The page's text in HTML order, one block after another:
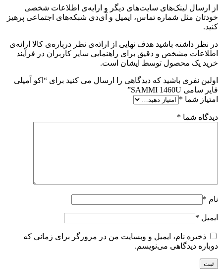
از ارسال لینک‌های سایت‌های دیگر و ارایه‌ی اطلاعات شخصی
خودتان مثل شماره تماس، ایمیل و آی‌دی شبکه‌های اجتماعی پرهیز
کنید.
در نظر داشته باشید هدف نهایی از ارائه‌ی نظر درباره‌ی کالا ارائه‌ی
اطلاعات مشخص و دقیق برای راهنمایی سایر کاربران در فرآیند
خرید یک محصول توسط ایشان است.
اولین نفری باشید که دیدگاهی را ارسال می کنید برای “اکو آمپلی
فایر سامی SAMMI 1460U”
امتیاز شما *
دیدگاه شما *
نام *
ایمیل *
ذخیره نام، ایمیل و وبسایت من در مرورگر برای زمانی که
دوباره دیدگاهی می‌نویسم.